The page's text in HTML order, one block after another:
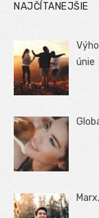
NAJČÍTANEJŠIE
únie